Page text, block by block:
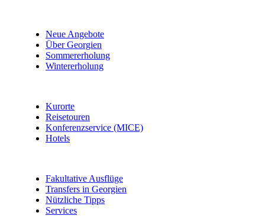
Neue Angebote
Über Georgien
Sommererholung
Wintererholung
Kurorte
Reisetouren
Konferenzservice (MICE)
Hotels
Fakultative Ausflüge
Transfers in Georgien
Nützliche Tipps
Services